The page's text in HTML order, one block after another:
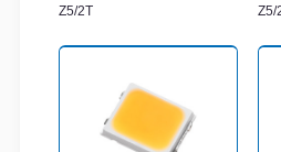
Z5/2T
Z5/